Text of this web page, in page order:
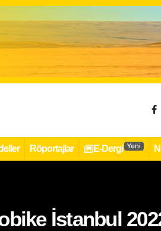
Röportajlar E-Dergi Yeni
İstanbul